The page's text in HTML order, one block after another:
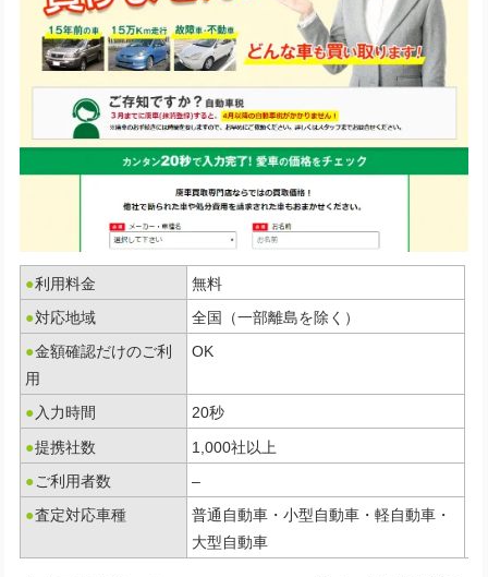
●利用料金
無料
●対応地域
全国（一部離島を除く）
●金額確認だけのご利
用
OK
● 入力時間
20秒
●提携社数
1,000社以上
● ご利用者数
–
●査定対応車種
普通自動車・小型自動車・軽自動車・
大型自動車